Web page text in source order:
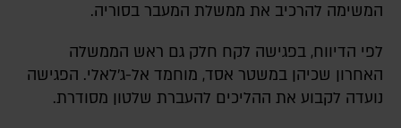
המשימה להרכיב את ממשלת המעבר בסוריה.
לפי הדיווח, בפגישה לקח חלק גם ראש הממשלה
האחרון שכיהן במשטר אסד, מוחמד אל-ג'לאלי. הפגישה
נועדה לקבוע את ההליכים להעברת שלטון מסודרת.